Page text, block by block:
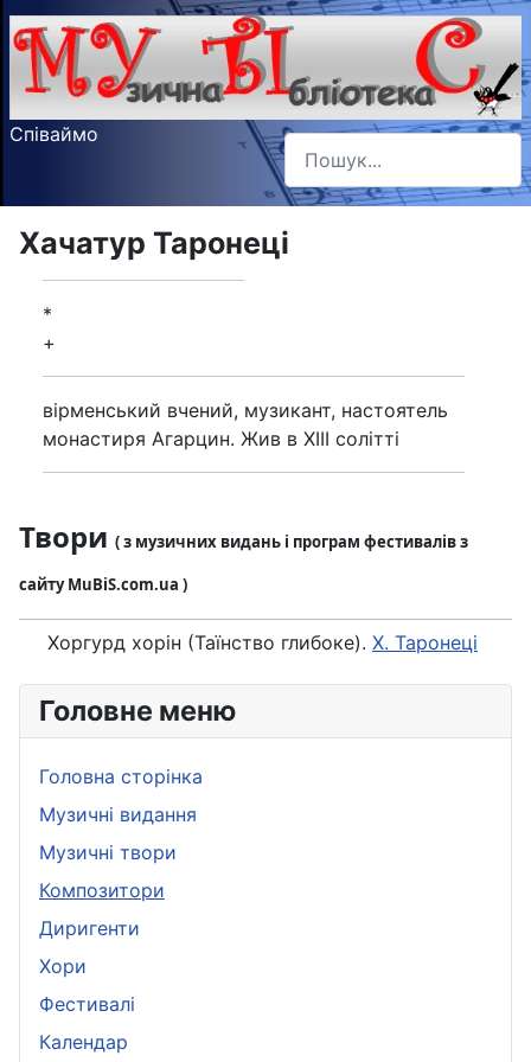
Співаймо Пошук
Type 2 or more characters
Головне меню
Головна сторінка
Музичні видання
Музичні твори
Композитори
Диригенти
Хори
Фестивалі
Календар
Хачатур Таронеці
*
+
вірменський вчений, музикант, настоятель
монастиря Агарцин. Жив в ХІІІ солітті
Твори ( з музичних видань і програм фестивалів з
сайту MuBiS.com.ua )
Хоргурд хорін (Таїнство глибоке). Х. Таронеці